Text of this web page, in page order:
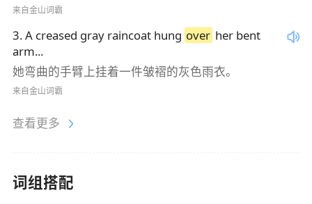
来自金山词霸
3.A creased gray raincoat hung over her bent
arm...
她弯曲的手臂上挂着一件皱褶的灰色雨衣。
来自金山词霸
查看更多
词组搭配